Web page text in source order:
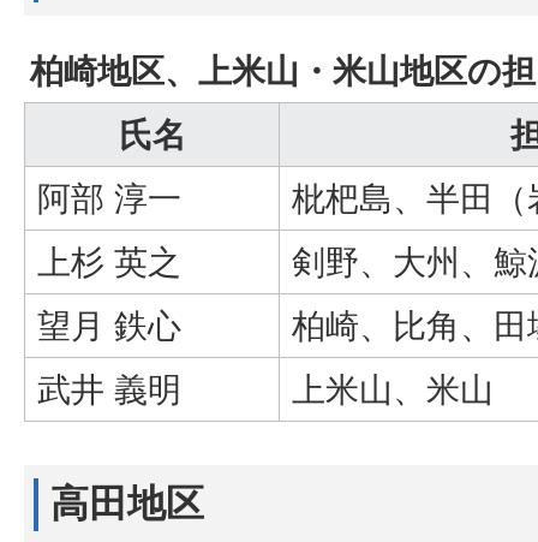
柏崎地区、上米山・米山地区の
氏名
阿部 淳一
枇杷島、半田
上杉 英之
剣野、大州、鯨
望月 鉄心
柏崎、比角、
武井 義明
上米山、米山
高田地区